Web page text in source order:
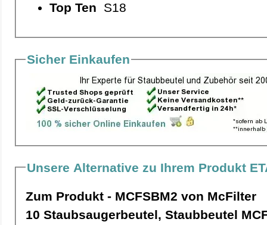
Top Ten S18
Sicher Einkaufen
Unsere Alternative zu Ihrem Produkt
Zum Produkt - MCFSBM2 von McFilter
10 Staubsaugerbeutel, Staubbeutel MCFSBM2 pro